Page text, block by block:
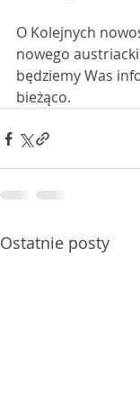
O Kolejnych
nowego
będziemy Was
bieżąco.
Ostatnie posty